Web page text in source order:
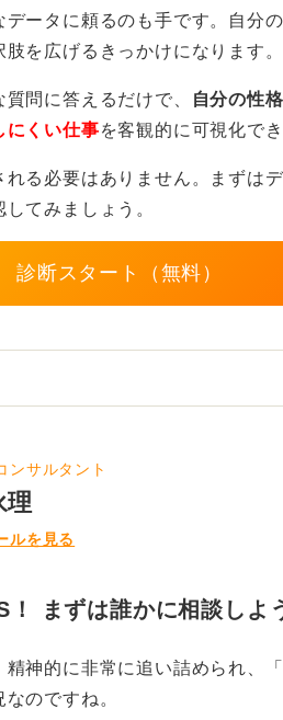
きいと感じるなら、一時的に就
たいことや働くうえで大切に
ことも、前向きな再スタートの
ータに頼るのも手です。自分
を広げるきっかけになります。
質問に答えるだけで、 自分の性
にくい仕事を客観的に可視化でき
れる必要はありません。まずは
てみましょう。
診断スタート（無料）
ンサルタント
理
ルを見る
！ まずは誰かに相談しよ
神的に非常に追い詰められ、
のですね。